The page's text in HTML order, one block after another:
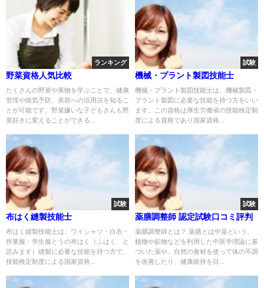
ランキング
野菜資格人気比較
たくさんの野菜や果物を学ぶことで、健康
管理や病気予防、美容への活用法を知るこ
とが可能です。野菜嫌いな子どもさんも野
菜好きに変えることができる...
試験
機械・プラント製図技能士
機械・プラント製図技能士は、機械製図・
プラント製図に必要な技能を持つ方をいい
ます。この資格は厚生労働省の技能検定制
度による資格であり国家資格...
試験
布はく縫製技能士
布はく縫製技能士は、ワイシャツ・白衣・
作業服・学生服とうの布はく（ふはく、と
読みます）縫製に必要な技能を持つ方で、
技能検定制度による国家資格...
試験
薬膳調整師 認定試験口コミ評判
薬膳調整師とは？ 薬膳とは中薬という、
植物や鉱物などを利用した中医学理論に基
づいた薬や、自然の食材を使って体の不調
を改善したり、健康維持を目...